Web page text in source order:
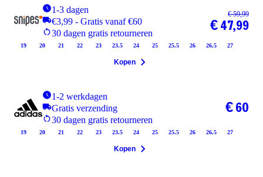
1-3 dagen
€3,99 - Gratis vanaf €60
30 dagen gratis retourneren
19 20 21 22 23 23.5 24 25 25.5 26 26.5 27
€ 59,99
€ 47,99
Kopen
1-2 werkdagen
Gratis verzending
30 dagen gratis retourneren
19 20 21 22 23 23.5 24 25 25.5 26 26.5 27
€ 60
Kopen